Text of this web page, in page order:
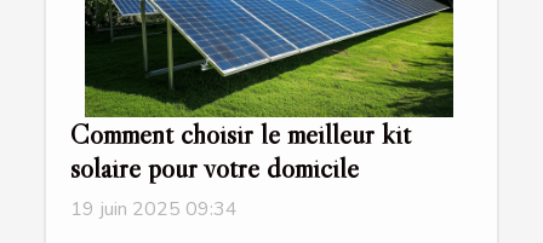
Comment choisir le meilleur kit
solaire pour votre domicile
19 juin 2025 09:34